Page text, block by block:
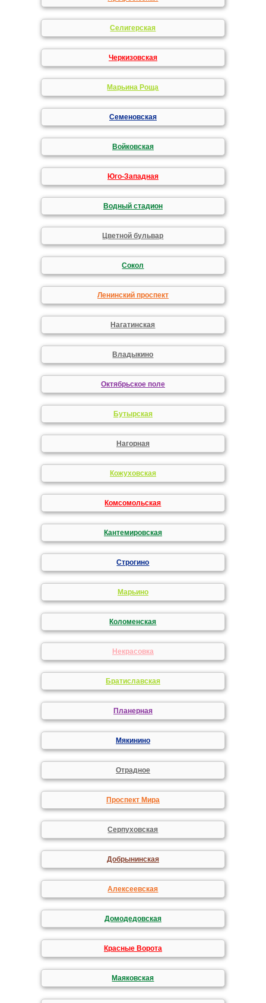
Селигерская
Черкизовская
Марьина Роща
Семеновская
Войковская
Юго-Западная
Водный стадион
Цветной бульвар
Сокол
Ленинский проспект
Нагатинская
Владыкино
Октябрьское поле
Бутырская
Нагорная
Кожуховская
Комсомольская
Кантемировская
Строгино
Марьино
Коломенская
Некрасовка
Братиславская
Планерная
Мякинино
Отрадное
Проспект Мира
Серпуховская
Добрынинская
Алексеевская
Домодедовская
Красные Ворота
Маяковская